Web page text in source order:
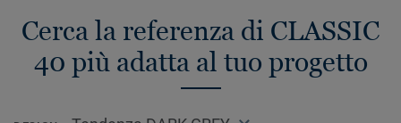
Cerca la referenza di CLASSIC
40 più adatta al tuo progetto